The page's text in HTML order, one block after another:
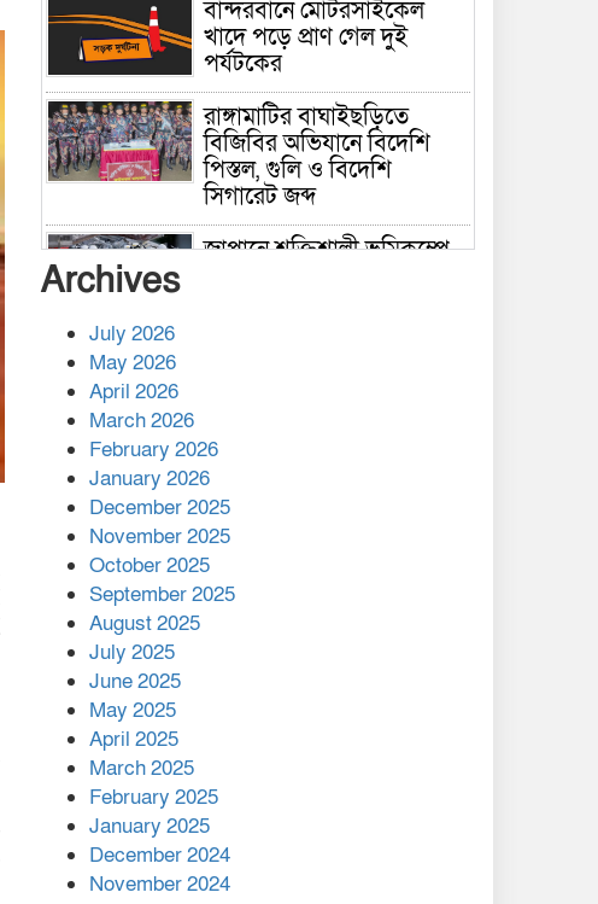
বান্দরবানে মোটরসাইকেল
খাদে পড়ে প্রাণ গেল দুই
পর্যটকের
রাঙ্গামাটির বাঘাইছড়িতে
বিজিবির অভিযানে বিদেশি
পিস্তল, গুলি ও বিদেশি
সিগারেট জব্দ
জাপানে শক্তিশালী ভূমিকম্পে
কাপ্তাই প্রেস ক্লাবের সভাপতি
মাহফুজ, সম্পাদক রিপন মারমা
নির্বাচিত
মালয়েশিয়ার প্রধানমন্ত্রীকে চিঠি
দেয়ার পর ফোন তারেক
রহমানের,গ্যাস সঙ্কট
মোকাবিলায় সহায়তার আশ্বাস
এক বিলিয়ন ডলার বিনিয়োগ
হবে আনোয়ারায়
বান্দরবানে বন্যায় ক্ষতিগ্রস্তদের
Archives
July 2026
May 2026
April 2026
March 2026
February 2026
January 2026
December 2025
November 2025
October 2025
September 2025
August 2025
July 2025
June 2025
May 2025
April 2025
March 2025
February 2025
January 2025
December 2024
November 2024